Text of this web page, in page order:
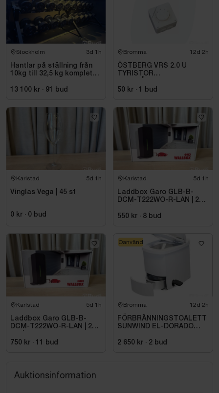
Stockholm 3d 1h
Hantlar på ställning från
10kg till 32,5 kg komplett
13 100 kr · 91 bud
Bromma 12d 2h
ÖSTBERG VRS 2.0 U
TYRISTOR
50 kr · 1 bud
Karlstad 5d 1h
Vinglas Vega | 45 st
0 kr · 0 bud
Karlstad 5d 1h
Laddbox Garo GLB-B-
DCM-T222WO-R-LAN | 22
550 kr · 8 bud
Karlstad 5d 1h
Laddbox Garo GLB-B-
DCM-T222WO-R-LAN | 22
750 kr · 11 bud
Bromma 12d 2h
FÖRBRÄNNINGSTOALETT
SUNWIND EL-DORADO
2 650 kr · 2 bud
Oanvänd
Auktionsinformation